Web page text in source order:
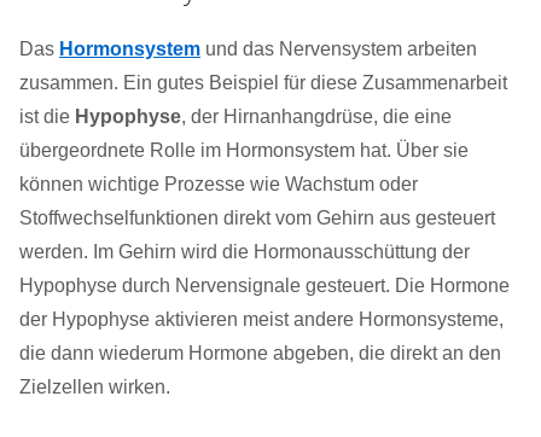
Das Hormonsystem und das Nervensystem arbeiten
zusammen. Ein gutes Beispiel für diese Zusammenarbeit
ist die Hypophyse, der Hirnanhangdrüse, die eine
übergeordnete Rolle im Hormonsystem hat. Über sie
können wichtige Prozesse wie Wachstum oder
Stoffwechselfunktionen direkt vom Gehirn aus gesteuert
werden. Im Gehirn wird die Hormonausschüttung der
Hypophyse durch Nervensignale gesteuert. Die Hormone
der Hypophyse aktivieren meist andere Hormonsysteme,
die dann wiederum Hormone abgeben, die direkt an den
Zielzellen wirken.